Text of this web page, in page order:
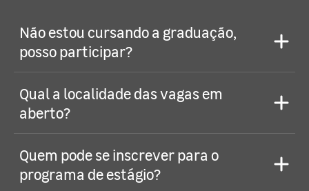
Não estou cursando a graduação,
posso participar?
Qual a localidade das vagas em
aberto?
Quem pode se inscrever para o
programa de estágio?